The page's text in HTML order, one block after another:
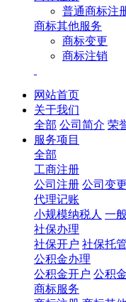
普通商标注
商标其他服务
商标变更
商标注销
网站首页
关于我们
全部 公司简介 荣
服务项目
全部
工商注册
公司注册 公司变更
代理记账
小规模纳税人 一
社保办理
社保开户 社保托管
公积金办理
公积金开户 公积
商标服务